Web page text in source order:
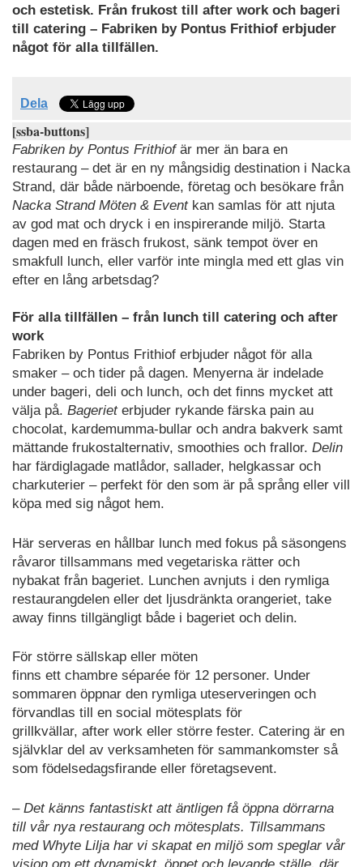
och estetisk. Från frukost till after work och bageri
till catering – Fabriken by Pontus Frithiof erbjuder
något för alla tillfällen.
Dela
[ssba-buttons]
Fabriken by Pontus Frithiofär mer än bara en
restaurang – det är en ny mångsidig destination i Nacka
Strand, där både närboende, företag och besökare från
Nacka Strand Möten & Eventkan samlas för att njuta
av god mat och dryck i en inspirerande miljö. Starta
dagen med en fräsch frukost, sänk tempot över en
smakfull lunch, eller varför inte mingla med ett glas vin
efter en lång arbetsdag?
För alla tillfällen – från lunch till catering och after
work
Fabriken by Pontus Frithiof erbjuder något för alla
smaker – och tider på dagen. Menyerna är indelade
under bageri, deli och lunch, och det finns mycket att
välja på. Bageriet erbjuder rykande färska pain au
chocolat, kardemumma-bullar och andra bakverk samt
mättande frukostalternativ, smoothies och frallor. Delin
har färdiglagade matlådor, sallader, helgkassar och
charkuterier – perfekt för den som är på språng eller vill
köpa med sig något hem.
Här serveras en hållbar lunch med fokus på säsongens
råvaror tillsammans med vegetariska rätter och
nybakat från bageriet. Lunchen avnjuts i den rymliga
restaurangdelen eller det ljusdränkta orangeriet, take
away finns tillgängligt både i bageriet och delin.
För större sällskap eller möten
finns ett chambre séparée för 12 personer. Under
sommaren öppnar den rymliga uteserveringen och
förvandlas till en social mötesplats för
grillkvällar, after work eller större fester. Catering är en
självklar del av verksamheten för sammankomster så
som födelsedagsfirande eller företagsevent.
– Det känns fantastiskt att äntligen få öppna dörrarna
till vår nya restaurang och mötesplats. Tillsammans
med Whyte Lilja har vi skapat en miljö som speglar vår
vision om ett dynamiskt, öppet och levande ställe, där